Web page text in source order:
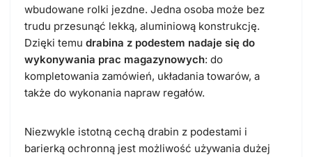
wbudowane rolki jezdne. Jedna osoba może bez
trudu przesunąć lekką, aluminiową konstrukcję.
Dzięki temu drabina z podestem nadaje się do
wykonywania prac magazynowych: do
kompletowania zamówień, układania towarów, a
także do wykonania napraw regałów.
Niezwykle istotną cechą drabin z podestami i
barierką ochronną jest możliwość używania dużej